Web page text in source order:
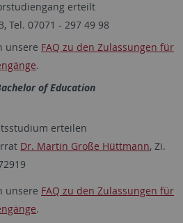
erteilt
Tel. 07071 - 297 49 98
unsere FAQ zu den Zulassungen für
.
of Education
erteilen
Dr. Martin Große Hüttmann, Zi.
unsere FAQ zu den Zulassungen für
.